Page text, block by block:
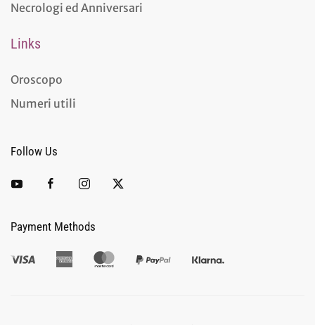
Necrologi ed Anniversari
Links
Oroscopo
Numeri utili
Follow Us
Payment Methods